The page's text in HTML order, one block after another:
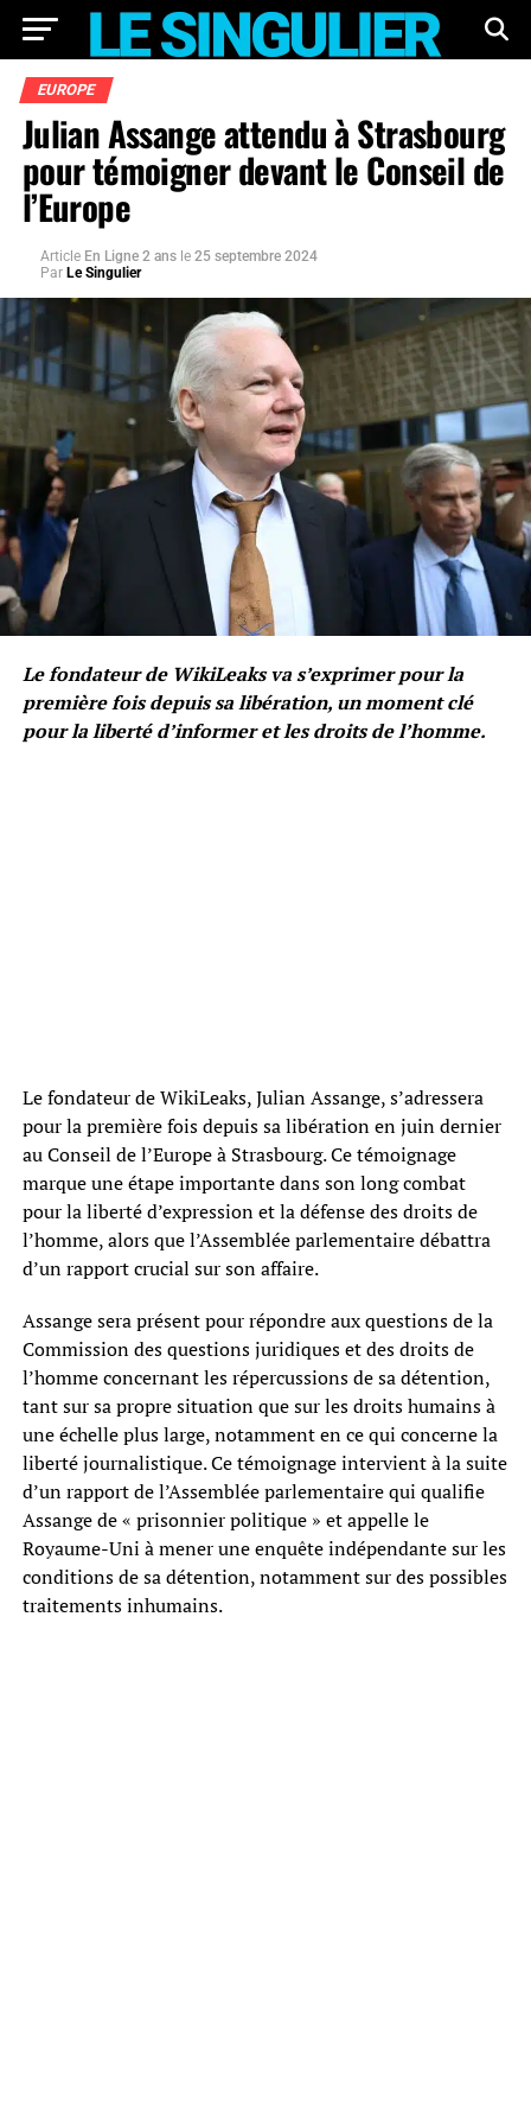
EUROPE
Julian Assange attendu à Strasbourg
pour témoigner devant le Conseil de
l’Europe
Article En Ligne 2 ans le 25 septembre 2024
Par Le Singulier
Le fondateur de WikiLeaks va s’exprimer pour la
première fois depuis sa libération, un moment clé
pour la liberté d’informer et les droits de l’homme.
Le fondateur de WikiLeaks, Julian Assange, s’adressera
pour la première fois depuis sa libération en juin dernier
au Conseil de l’Europe à Strasbourg. Ce témoignage
marque une étape importante dans son long combat
pour la liberté d’expression et la défense des droits de
l’homme, alors que l’Assemblée parlementaire débattra
d’un rapport crucial sur son affaire.
Assange sera présent pour répondre aux questions de la
Commission des questions juridiques et des droits de
l’homme concernant les répercussions de sa détention,
tant sur sa propre situation que sur les droits humains à
une échelle plus large, notamment en ce qui concerne la
liberté journalistique. Ce témoignage intervient à la suite
d’un rapport de l’Assemblée parlementaire qui qualifie
Assange de « prisonnier politique » et appelle le
Royaume-Uni à mener une enquête indépendante sur les
conditions de sa détention, notamment sur des possibles
traitements inhumains.